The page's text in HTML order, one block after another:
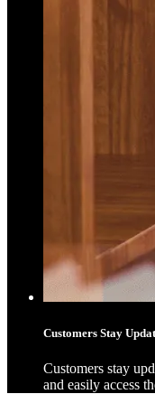
Customers Stay
Customers stay
and easily access